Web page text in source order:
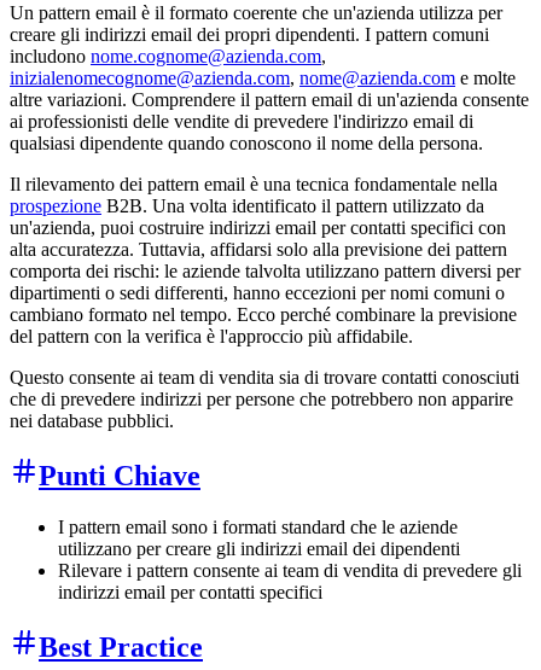
Un pattern email è il formato coerente che un'azienda utilizza per
creare gli indirizzi email dei propri dipendenti. I pattern comuni
includono nome.cognome@azienda.com,
inizialenomecognome@azienda.com, nome@azienda.com e molte
altre variazioni. Comprendere il pattern email di un'azienda consente
ai professionisti delle vendite di prevedere l'indirizzo email di
qualsiasi dipendente quando conoscono il nome della persona.
Il rilevamento dei pattern email è una tecnica fondamentale nella
prospezione B2B. Una volta identificato il pattern utilizzato da
un'azienda, puoi costruire indirizzi email per contatti specifici con
alta accuratezza. Tuttavia, affidarsi solo alla previsione dei pattern
comporta dei rischi: le aziende talvolta utilizzano pattern diversi per
dipartimenti o sedi differenti, hanno eccezioni per nomi comuni o
cambiano formato nel tempo. Ecco perché combinare la previsione
del pattern con la verifica è l'approccio più affidabile.
Questo consente ai team di vendita sia di trovare contatti conosciuti
che di prevedere indirizzi per persone che potrebbero non apparire
nei database pubblici.
Punti Chiave
I pattern email sono i formati standard che le aziende
utilizzano per creare gli indirizzi email dei dipendenti
Rilevare i pattern consente ai team di vendita di prevedere gli
indirizzi email per contatti specifici
Best Practice